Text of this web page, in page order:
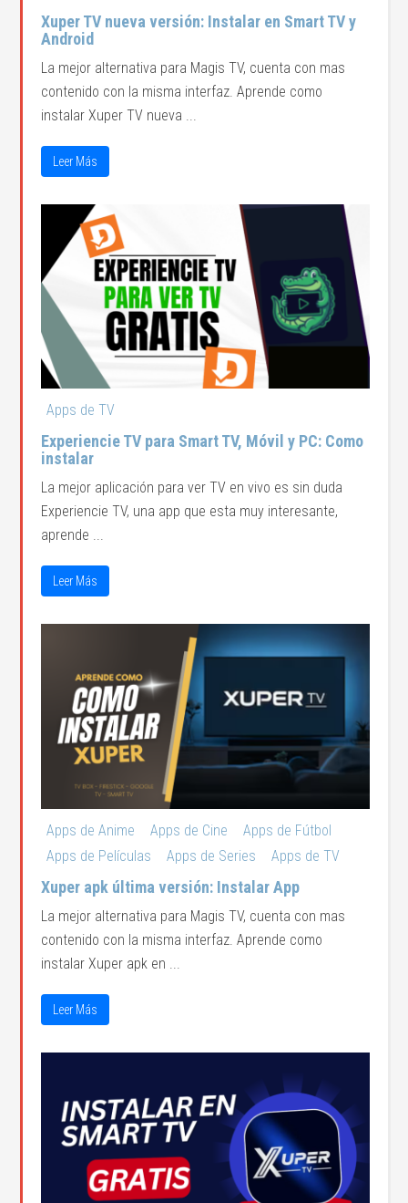
Xuper TV nueva versión: Instalar en Smart TV y
Android
La mejor alternativa para Magis TV, cuenta con mas
contenido con la misma interfaz. Aprende como
instalar Xuper TV nueva ...
Leer Más
Apps de TV
Experiencie TV para Smart TV, Móvil y PC: Como
instalar
La mejor aplicación para ver TV en vivo es sin duda
Experiencie TV, una app que esta muy interesante,
aprende ...
Leer Más
Apps de Anime Apps de Cine
Apps de Fútbol
Apps de Películas
Apps de Series Apps de TV
Xuper apk última versión: Instalar App
La mejor alternativa para Magis TV, cuenta con mas
contenido con la misma interfaz. Aprende como
instalar Xuper apk en ...
Leer Más